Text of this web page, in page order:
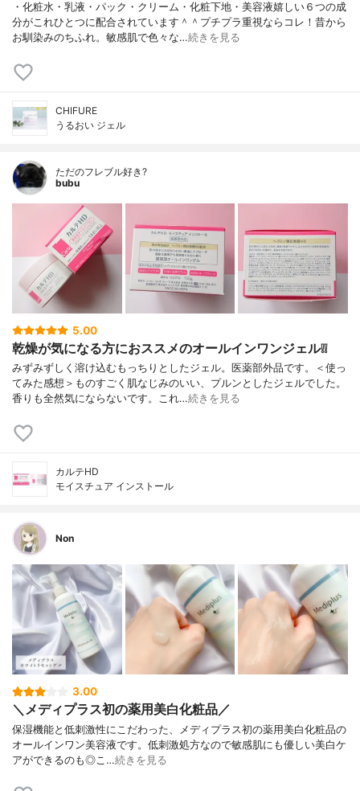
・化粧水・乳液・パック・クリーム・化粧下地・美容液嬉しい６つの成
分がこれひとつに配合されています＾＾プチプラ重視ならコレ！昔から
お馴染みのちふれ。敏感肌で色々な…続きを見る
CHIFURE
うるおい ジェル
ただのフレブル好き?
bubu
5.00
乾燥が気になる方におススメのオールインワンジェル❕❕
みずみずしく溶け込むもっちりとしたジェル。医薬部外品です。＜使っ
てみた感想＞ものすごく肌なじみのいい、プルンとしたジェルでした。
香りも全然気にならないです。これ…続きを見る
カルテHD
モイスチュア インストール
Non
3.00
＼メディプラス初の薬用美白化粧品／
保湿機能と低刺激性にこだわった、メディプラス初の薬用美白化粧品の
オールインワン美容液です。低刺激処方なので敏感肌にも優しい美白ケ
アができるのも◎こ…続きを見る